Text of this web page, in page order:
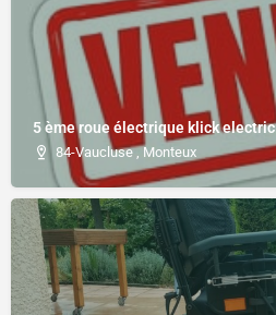
5 ème roue électrique klick electric
84-Vaucluse , Monteux